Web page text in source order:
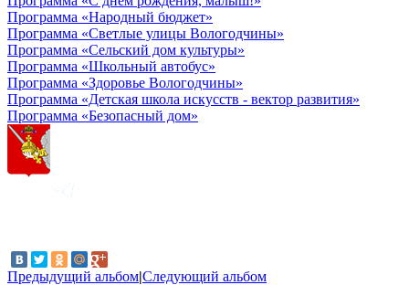
Программа «Народный бюджет»
Программа «Светлые улицы Вологодчины»
Программа «Сельский дом культуры»
Программа «Школьный автобус»
Программа «Здоровье Вологодчины»
Программа «Детская школа искусств - вектор развития»
Программа «Безопасный дом»
Предыдущий альбом|Следующий альбом